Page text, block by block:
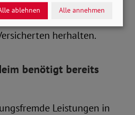
Trotzdem müssen
Defizite weiterhin allein
herhalten.
benötigt bereits
Leistungen in
ablehnen Alle annehmen